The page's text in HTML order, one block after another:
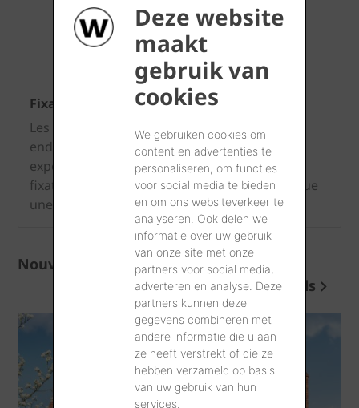
Deze website
maakt
gebruik van
cookies
We gebruiken cookies om
content en advertenties te
personaliseren, om functies
voor social media te bieden
en om ons websiteverkeer te
analyseren. Ook delen we
informatie over uw gebruik
van onze site met onze
partners voor social media,
adverteren en analyse. Deze
partners kunnen deze
gegevens combineren met
andere informatie die u aan
ze heeft verstrekt of die ze
hebben verzameld op basis
van uw gebruik van hun
services.
Fixation des faîtières et des arêtiers
Les faîtières et les arêtiers sont situés aux
endroits de votre toiture les plus sévèrement
exposés aux turbulences. C’est pourquoi la
fixation solide des faîtières et arêtiers constitue
une obligation légale.
Nouvelles et conseils
Plus de nouvelles et conseils